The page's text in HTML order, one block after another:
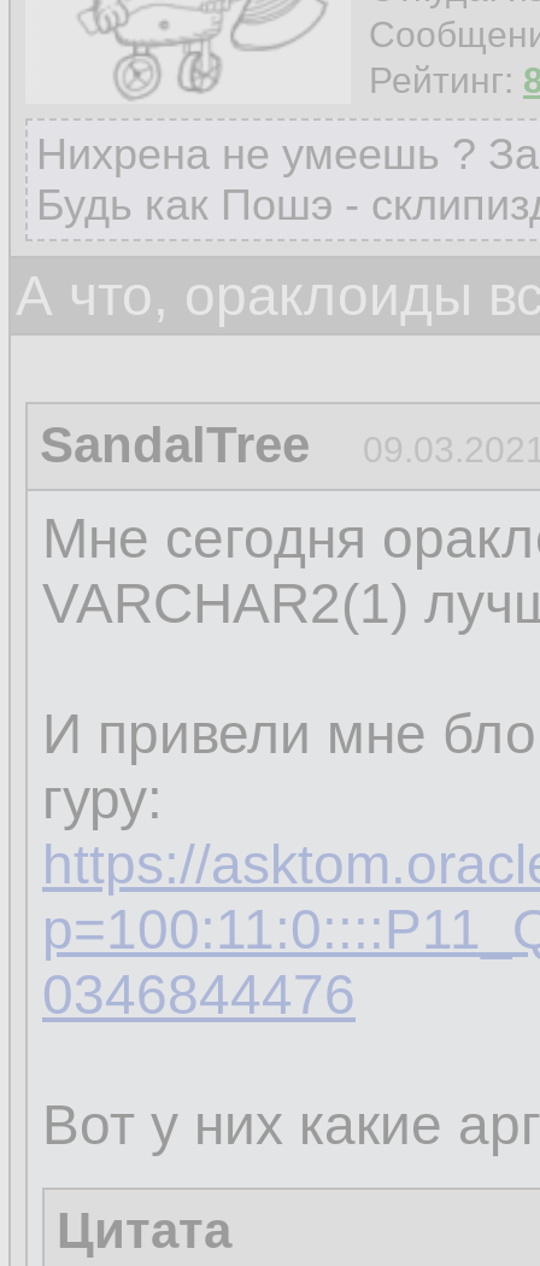
Рейтинг:
Нихрена не умеешь ?
Будь как Пошэ -
А что, ораклоиды
SandalTree
Мне сегодня
VARCHAR2(1)
И привели мне
гуру:
https://
0346844476
Вот у них какие
Цитата